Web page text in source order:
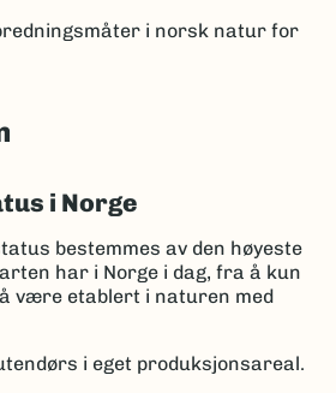
i norsk natur for
i Norge
bestemmes av den høyeste
har i Norge i dag, fra å kun
være etablert i naturen med
i eget produksjonsareal.